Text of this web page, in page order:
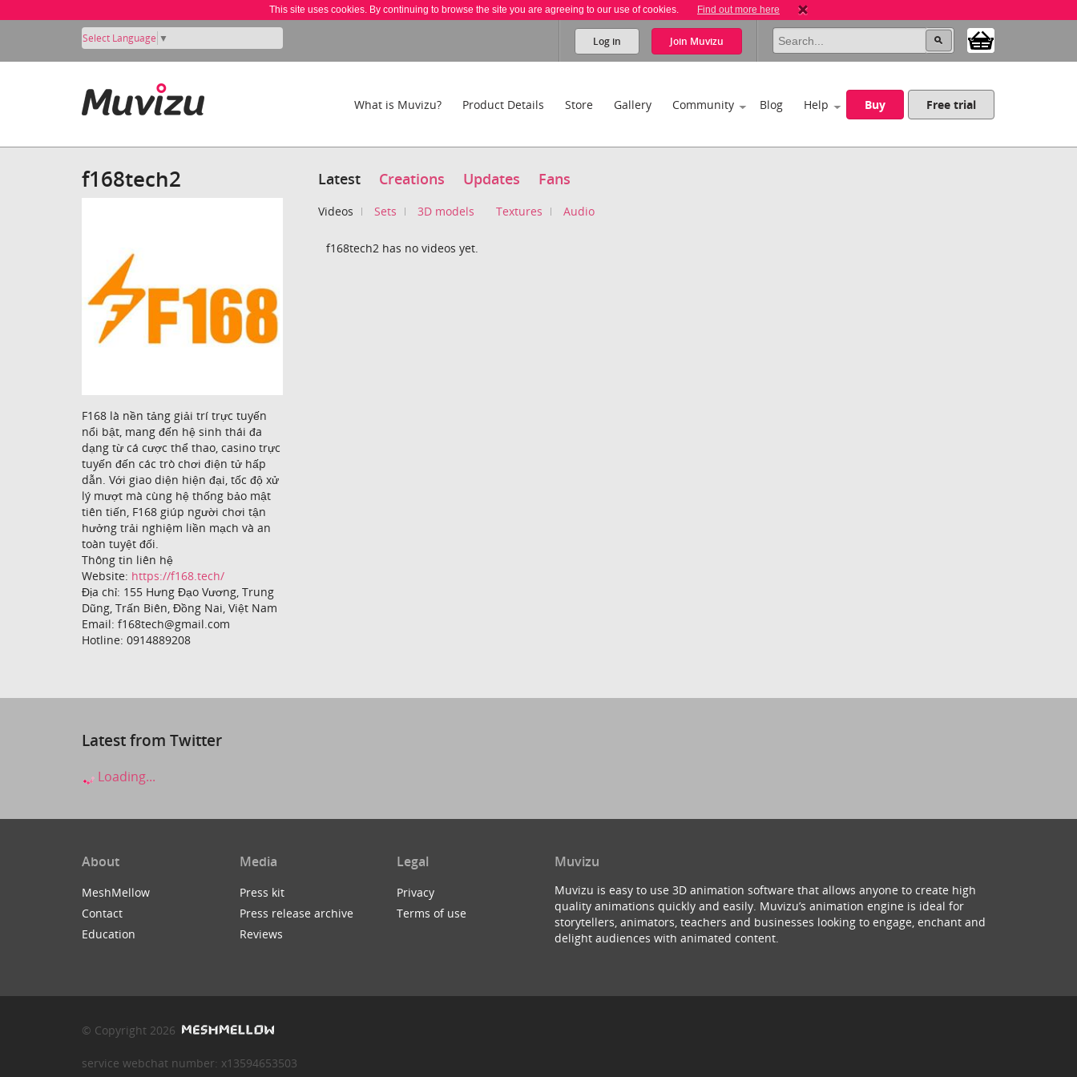
This site uses cookies. By continuing to browse the site you are agreeing to our use of cookies. Find out more here
Select Language ▼ Log in Join Muvizu
What is Muvizu? Product Details Store Gallery Community Blog Help Buy Free trial
f168tech2
F168 là nền tảng giải trí trực tuyến
nổi bật, mang đến hệ sinh thái đa
dạng từ cá cược thể thao, casino trực
tuyến đến các trò chơi điện tử hấp
dẫn. Với giao diện hiện đại, tốc độ xử
lý mượt mà cùng hệ thống bảo mật
tiên tiến, F168 giúp người chơi tận
hưởng trải nghiệm liền mạch và an
toàn tuyệt đối.
Thông tin liên hệ
Website: https://f168.tech/
Địa chỉ: 155 Hưng Đạo Vương, Trung
Dũng, Trấn Biên, Đồng Nai, Việt Nam
Email: f168tech@gmail.com
Hotline: 0914889208
Latest Creations Updates Fans
Videos Sets 3D models Textures Audio
f168tech2 has no videos yet.
Latest from Twitter
Loading...
About
MeshMellow
Contact
Education
Media
Press kit
Press release archive
Reviews
Legal
Privacy
Terms of use
Muvizu
Muvizu is easy to use 3D animation software that allows anyone to create high
quality animations quickly and easily. Muvizu’s animation engine is ideal for
storytellers, animators, teachers and businesses looking to engage, enchant and
delight audiences with animated content.
© Copyright 2026
service webchat number: x13594653503